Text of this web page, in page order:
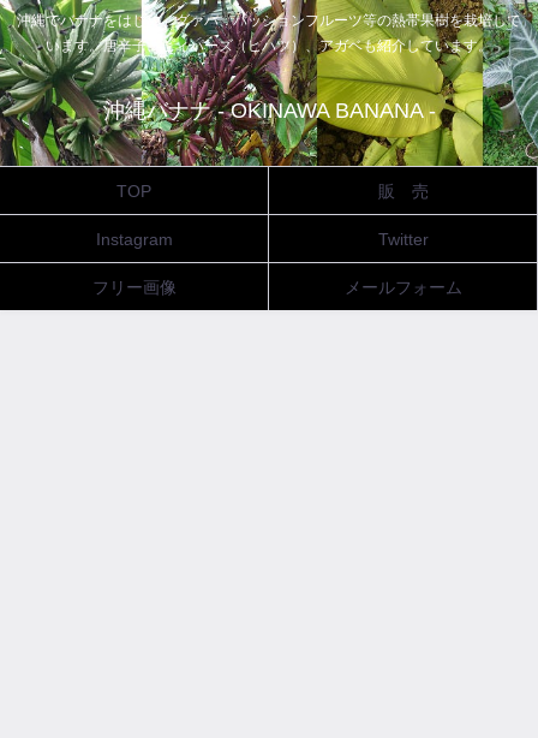
沖縄でバナナをはじめ、グァバ、パッションフルーツ等の熱帯果樹を栽培して
います。唐辛子、ピィパーズ（ヒハツ）、アガベも紹介しています。
沖縄バナナ - OKINAWA BANANA -
TOP 販 売
Instagram Twitter
フリー画像 メールフォーム